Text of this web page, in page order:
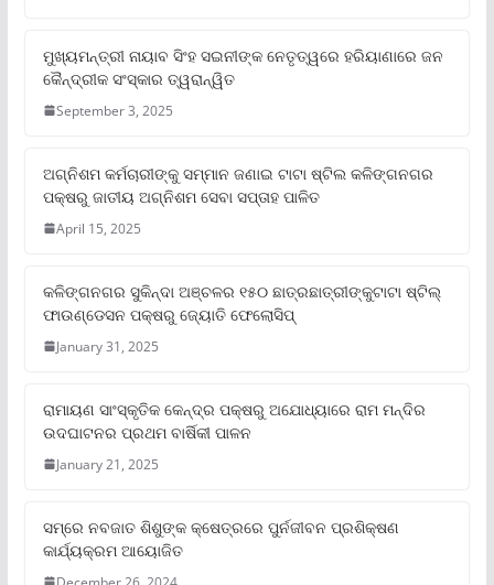
ମୁଖ୍ୟମନ୍ତ୍ରୀ ନାୟାବ ସିଂହ ସଇନୀଙ୍କ ନେତୃତ୍ୱରେ ହରିୟାଣାରେ ଜନ
କୈନ୍ଦ୍ରୀକ ସଂସ୍କାର ତ୍ୱରାନ୍ୱିତ
September 3, 2025
ଅଗ୍ନିଶମ କର୍ମଚାରୀଙ୍କୁ ସମ୍ମାନ ଜଣାଇ ଟାଟା ଷ୍ଟିଲ କଳିଙ୍ଗନଗର
ପକ୍ଷରୁ ଜାତୀୟ ଅଗ୍ନିଶମ ସେବା ସପ୍ତାହ ପାଳିତ
April 15, 2025
କଳିଙ୍ଗନଗର ସୁକିନ୍ଦା ଅଞ୍ଚଳର ୧୫୦ ଛାତ୍ରଛାତ୍ରୀଙ୍କୁଟାଟା ଷ୍ଟିଲ୍
ଫାଉଣ୍ଡେସନ ପକ୍ଷରୁ ଜ୍ୟୋତି ଫେଲୋସିପ୍‌
January 31, 2025
ରାମାୟଣ ସାଂସ୍କୃତିକ କେନ୍ଦ୍ର ପକ୍ଷରୁ ଅଯୋଧ୍ୟାରେ ରାମ ମନ୍ଦିର
ଉଦଘାଟନର ପ୍ରଥମ ବାର୍ଷିକୀ ପାଳନ
January 21, 2025
ସମ୍‌ରେ ନବଜାତ ଶିଶୁଙ୍କ କ୍ଷେତ୍ରରେ ପୁର୍ନଜୀବନ ପ୍ରଶିକ୍ଷଣ
କାର୍ଯ୍ୟକ୍ରମ ଆୟୋଜିତ